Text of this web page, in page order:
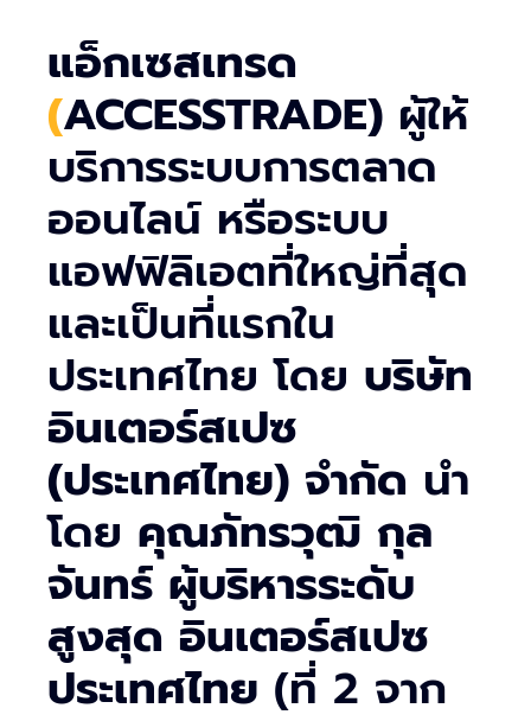
แอ็กเซสเทรด
(ACCESSTRADE) ผู้ให้
บริการระบบการตลาด
ออนไลน์ หรือระบบ
แอฟฟิลิเอตที่ใหญ่ที่สุด
และเป็นที่แรกใน
ประเทศไทย โดย บริษัท
อินเตอร์สเปซ
(ประเทศไทย) จำกัด นำ
โดย คุณภัทรวุฒิ กุล
จันทร์ ผู้บริหารระดับ
สูงสุด อินเตอร์สเปซ
ประเทศไทย (ที่ 2 จาก